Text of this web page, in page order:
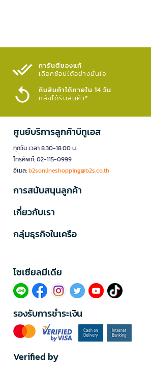
การันตีของแท้
เลือกช้อปได้อย่างมั่นใจ​
คืนสินค้าได้ภายใน 14 วัน
หลังได้รับสินค้า*
ศูนย์บริการลูกค้าบีทูเอส
ทุกวัน เวลา 8.30-18.00 น.
โทรศัพท์: 02-115-0999
อีเมล:b2sonlineshopping@b2s.co.th
การสนับสนุนลูกค้า
เกี่ยวกับเรา
กลุ่มธุรกิจในเครือ
โซเซียลมีเดีย​
รองรับการชำระเงิน
Verified by